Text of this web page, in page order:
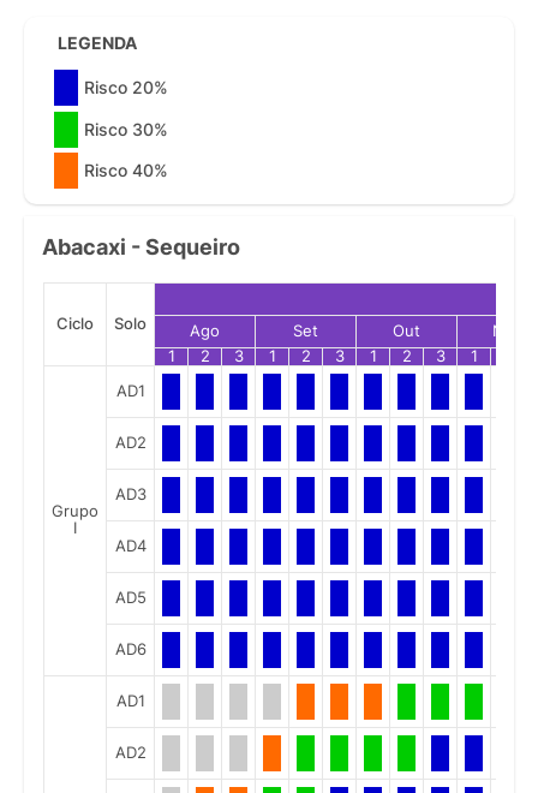
LEGENDA
Risco 20%
Risco 30%
Risco 40%
Abacaxi - Sequeiro
Ciclo Solo Ago Set Out
Nov
1
2 3 1 2 3 1 2 3 1
Grupo
I
AD1
AD2
AD3
AD4
AD5
AD6
AD1
AD2